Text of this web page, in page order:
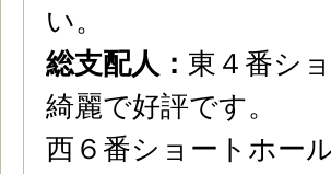
い。
総支配人： 東４番シ
綺麗で好評です。
西６番ショートホー